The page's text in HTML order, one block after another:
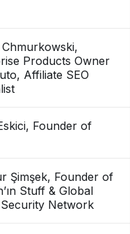
Chmurkowski,
Products Owner
Affiliate SEO
Founder of
Şimşek, Founder of
Stuff & Global
Network